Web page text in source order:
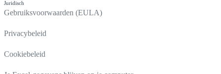
Juridisch
Gebruiksvoorwaarden (EULA)
Privacybeleid
Cookiebeleid